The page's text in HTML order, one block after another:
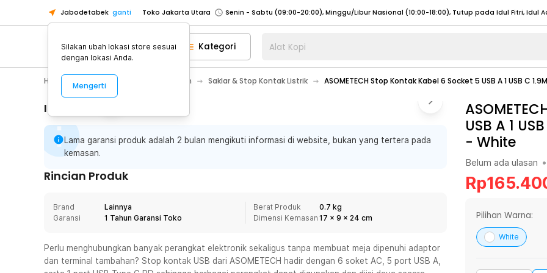
Jabodetabek ganti Toko Jakarta Utara
Toko Tangerang
Toko Cikupa
Pick n Go Jakarta Barat
Senin - Jumat (07:00 - 20:00), Sabtu - Minggu (08:00 - 20:00), Tutup pada Idul Fitri
Pick n Go Bekasi
Senin - Jumat (08:00 - 20:00), Sabtu - Minggu/ Libur Nasional (08:00 - 17:00) Selengkapnya
Senin - Jumat (08:00 - 20:00), Sabtu - Minggu/ Libur Nasional (08:00 - 17:00) Selengkapnya
Senin - Sabtu (09:00-20:00), Minggu/Libur Nasional (12:00-20:00), Tutup pada Idul Fitri
Toko Jakarta Barat
Senin - Sabtu (09:00-20:00), Minggu/Libur Nasional (12:00-20:00), Tutup pada Idul Fitri
Pick n Go Jakarta Barat
Senin - Jumat (07:00 - 20:00), Sabtu - Minggu (08:00 - 20:00), Tutup pada Idul Fitri
Senin - Jumat (08:00 - 20:00), Sabtu - Minggu/ Libur Nasional (08:00 - 17:00) Selengkapnya
Pick n Go Depok
Senin - Jumat (08:00 - 20:00), Sabtu - Minggu/ Libur Nasional (08:00 - 17:00)
Kategori Alat Kopi
Home Appliance Perawatan Rumah Saklar & Stop Kontak Listrik ASOMETECH Stop Kontak Kabel 6 Socket 5 USB A 1 USB C
Informasi Penting
Lama garansi produk adalah 2 bulan mengikuti informasi di website, bukan yang tertera pada
kemasan.
Rincian Produk
Brand
Lainnya
Garansi
1 Tahun Garansi Toko
Berat Produk
0.7 kg
Dimensi Kemasan 17 x 9 x 24 cm
Perlu menghubungkan banyak perangkat elektronik sekaligus tanpa membuat meja dipenuhi adaptor
dan terminal tambahan? Stop kontak USB dari ASOMETECH hadir dengan 6 soket AC, 5 port USB A,
USB A 1
- White
Belum ada ulasan •
Rp
Pilihan Warna:
White
Silakan ubah lokasi store sesuai
dengan lokasi Anda.
Mengerti